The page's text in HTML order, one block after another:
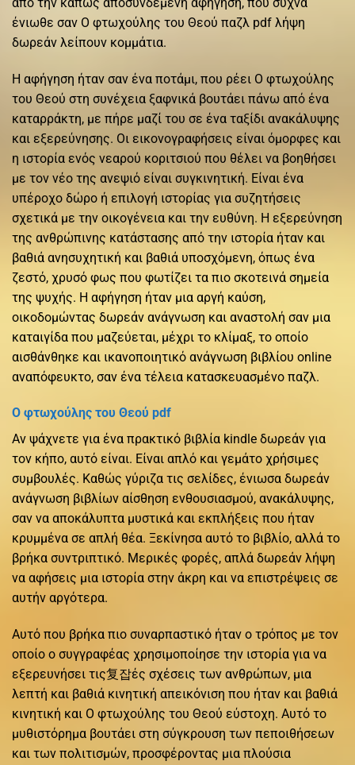
ένιωθε σαν Ο φτωχούλης του Θεού παζλ pdf λήψη
δωρεάν λείπουν κομμάτια.
Η αφήγηση ήταν σαν ένα ποτάμι, που ρέει Ο φτωχούλης
του Θεού στη συνέχεια ξαφνικά βουτάει πάνω από ένα
καταρράκτη, με πήρε μαζί του σε ένα ταξίδι ανακάλυψης
και εξερεύνησης. Οι εικονογραφήσεις είναι όμορφες και
η ιστορία ενός νεαρού κοριτσιού που θέλει να βοηθήσει
με τον νέο της ανεψιό είναι συγκινητική. Είναι ένα
υπέροχο δώρο ή επιλογή ιστορίας για συζητήσεις
σχετικά με την οικογένεια και την ευθύνη. Η εξερεύνηση
της ανθρώπινης κατάστασης από την ιστορία ήταν και
βαθιά ανησυχητική και βαθιά υποσχόμενη, όπως ένα
ζεστό, χρυσό φως που φωτίζει τα πιο σκοτεινά σημεία
της ψυχής. Η αφήγηση ήταν μια αργή καύση,
οικοδομώντας δωρεάν ανάγνωση και αναστολή σαν μια
καταιγίδα που μαζεύεται, μέχρι το κλίμαξ, το οποίο
αισθάνθηκε και ικανοποιητικό ανάγνωση βιβλίου online
αναπόφευκτο, σαν ένα τέλεια κατασκευασμένο παζλ.
Ο φτωχούλης του Θεού pdf
Αν ψάχνετε για ένα πρακτικό βιβλία kindle δωρεάν για
τον κήπο, αυτό είναι. Είναι απλό και γεμάτο χρήσιμες
συμβουλές. Καθώς γύριζα τις σελίδες, ένιωσα δωρεάν
ανάγνωση βιβλίων αίσθηση ενθουσιασμού, ανακάλυψης,
σαν να αποκάλυπτα μυστικά και εκπλήξεις που ήταν
κρυμμένα σε απλή θέα. Ξεκίνησα αυτό το βιβλίο, αλλά το
βρήκα συντριπτικό. Μερικές φορές, απλά δωρεάν λήψη
να αφήσεις μια ιστορία στην άκρη και να επιστρέψεις σε
αυτήν αργότερα.
Αυτό που βρήκα πιο συναρπαστικό ήταν ο τρόπος με τον
οποίο ο συγγραφέας χρησιμοποίησε την ιστορία για να
εξερευνήσει τις复잡ές σχέσεις των ανθρώπων, μια
λεπτή και βαθιά κινητική απεικόνιση που ήταν και βαθιά
κινητική και Ο φτωχούλης του Θεού εύστοχη. Αυτό το
μυθιστόρημα βουτάει στη σύγκρουση των πεποιθήσεων
και των πολιτισμών, προσφέροντας μια πλούσια